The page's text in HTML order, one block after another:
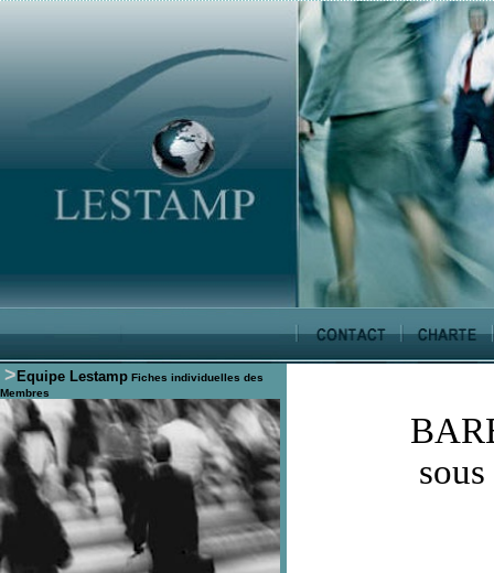
> Equipe Lestamp Fiches individuelles des
Membres